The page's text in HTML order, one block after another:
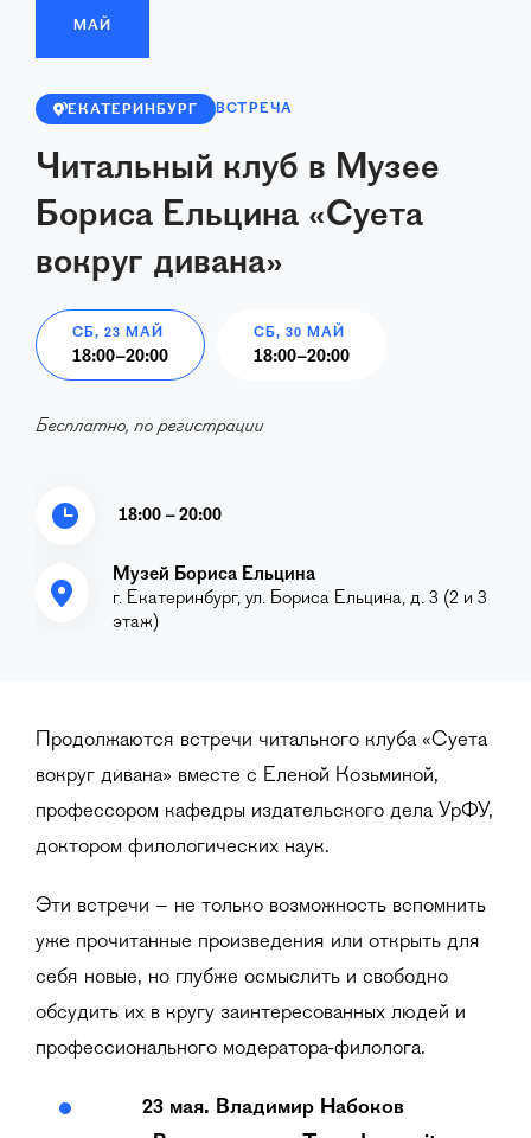
МАЙ
ЕКАТЕРИНБУРГ ВСТРЕЧА
Читальный клуб в Музее
Бориса Ельцина «Суета
вокруг дивана»
СБ, 23 МАЙ
18:00–20:00
СБ, 30 МАЙ
18:00–20:00
Бесплатно, по регистрации
18:00 – 20:00
Музей Бориса Ельцина
г. Екатеринбург, ул. Бориса Ельцина, д. 3 (2 и 3
этаж)
Продолжаются встречи читального клуба «Суета
вокруг дивана» вместе с Еленой Козьминой,
профессором кафедры издательского дела УрФУ,
доктором филологических наук.
Эти встречи – не только возможность вспомнить
уже прочитанные произведения или открыть для
себя новые, но глубже осмыслить и свободно
обсудить их в кругу заинтересованных людей и
профессионального модератора-филолога.
23 мая. Владимир Набоков